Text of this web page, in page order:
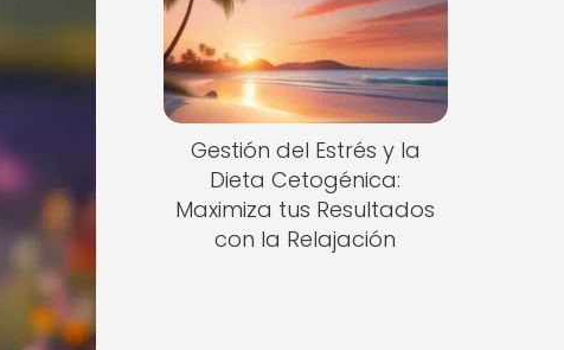
Gestión del Estrés y la
Dieta Cetogénica:
Maximiza tus Resultados
con la Relajación